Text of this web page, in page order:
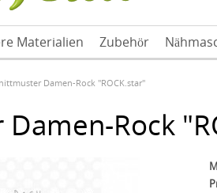
Materialien Zubehör
Damen-Rock "ROCK.star"
Rock